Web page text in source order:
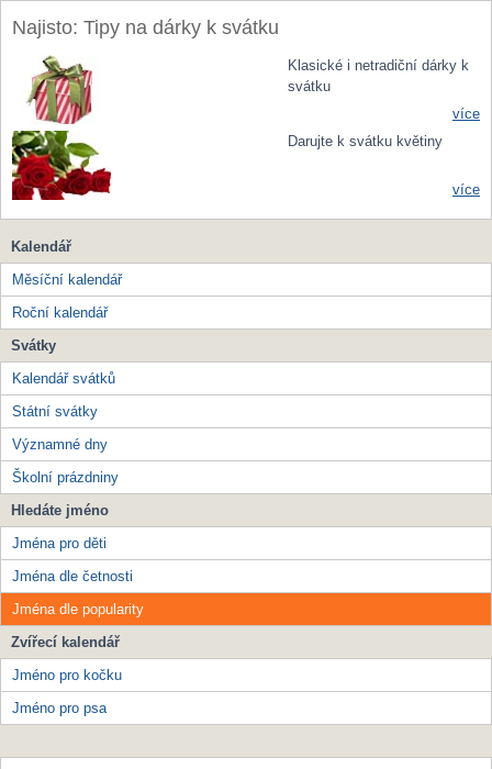
Najisto: Tipy na dárky k svátku
Klasické i netradiční dárky k
svátku
více
Darujte k svátku květiny
více
Kalendář
Měsíční kalendář
Roční kalendář
Svátky
Kalendář svátků
Státní svátky
Významné dny
Školní prázdniny
Hledáte jméno
Jména pro děti
Jména dle četnosti
Jména dle popularity
Zvířecí kalendář
Jméno pro kočku
Jméno pro psa